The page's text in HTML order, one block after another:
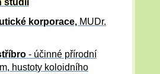
studií
korporace, MUDr.
- účinné přírodní
hustoty koloidního